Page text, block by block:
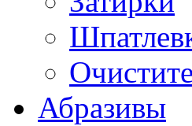
Абразивы